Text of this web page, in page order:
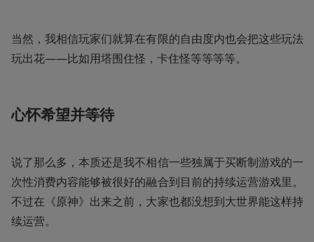
当然，我相信玩家们就算在有限的自由度内也会把这些玩法
玩出花——比如用塔围住怪，卡住怪等等等等。
心怀希望并等待
说了那么多，本质还是我不相信一些独属于买断制游戏的一
次性消费内容能够被很好的融合到目前的持续运营游戏里。
不过在《原神》出来之前，大家也都没想到大世界能这样持
续运营。